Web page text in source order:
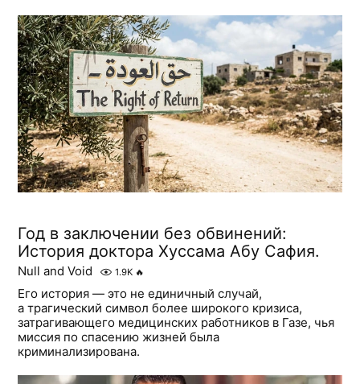
Год в заключении без обвинений:
История доктора Хуссама Абу Сафия.
Null and Void 1.9K 🔥
Его история — это не единичный случай,
а трагический символ более широкого кризиса,
затрагивающего медицинских работников в Газе, чья
миссия по спасению жизней была
криминализирована.